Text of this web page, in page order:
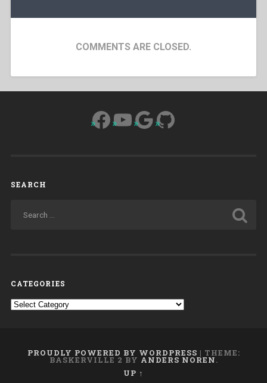
COMMENTS ARE CLOSED.
Facebook
YouTube
Google
GitHub
SEARCH
CATEGORIES
Categories
PROUDLY POWERED BY WORDPRESS | THEME:
BASKERVILLE 2 BY ANDERS NOREN.
UP ↑